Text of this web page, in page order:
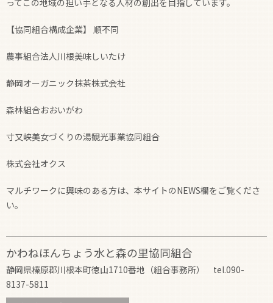
【協同組合構成企業】 順不同
農事組合法人川根美味しいたけ
静岡オーガニック抹茶株式会社
森林組合おおいがわ
寸又峡美女づくりの湯観光事業協同組合
株式会社オクス
マルチワークに興味のある方は、本サイトのNEWS欄をご覧くださ
い。
かわねほんちょう水と森の里協同組合
静岡県榛原郡川根本町徳山1710番地（組合事務所） tel.090-
8137-5811